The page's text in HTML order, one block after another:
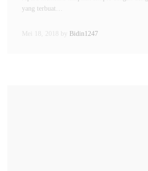
yang terbuat…
Mei 18, 2018 by Bidin1247